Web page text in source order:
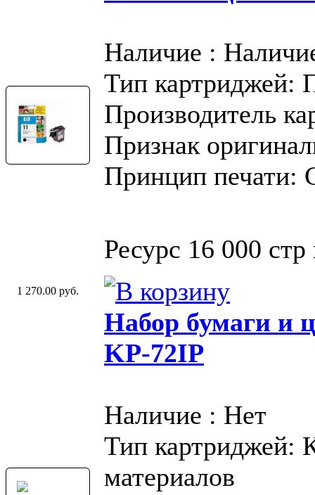
Наличие :
Тип картриджей:
Производитель
Признак
Принцип печати:
Ресурс 16 000
1 270.00 руб.
Набор бумаги и
KP-72IP
Наличие : Нет
Тип картриджей:
материалов